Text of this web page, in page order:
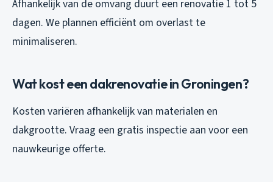
Afhankelijk van de omvang duurt een renovatie 1 tot 5
dagen. We plannen efficiënt om overlast te
minimaliseren.
Wat kost een dakrenovatie in Groningen?
Kosten variëren afhankelijk van materialen en
dakgrootte. Vraag een gratis inspectie aan voor een
nauwkeurige offerte.